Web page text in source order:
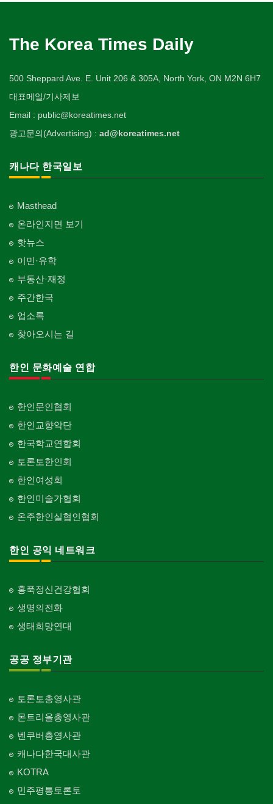
The Korea Times Daily
500 Sheppard Ave. E. Unit 206 & 305A, North York, ON M2N 6H7
대표메일/기사제보
Email : public@koreatimes.net
광고문의(Advertising) : ad@koreatimes.net
캐나다 한국일보
Masthead
온라인지면 보기
핫뉴스
이민·유학
부동산·재정
주간한국
업소록
찾아오시는 길
한인 문화예술 연합
한인문인협회
한인교향악단
한국학교연합회
토론토한인회
한인여성회
한인미술가협회
온주한인실협인협회
한인 공익 네트워크
홍푹정신건강협회
생명의전화
생태희망연대
공공 정부기관
토론토총영사관
몬트리올총영사관
벤쿠버총영사관
캐나다한국대사관
KOTRA
민주평통토론토